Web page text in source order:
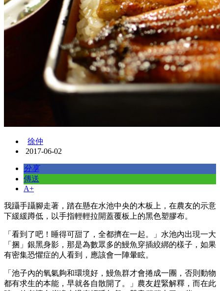
徐仲
2017-06-02
分享
傳送
A+
我躡手躡腳走著，踏在懸在水池中央的木板上，在農友的示意
下緩緩蹲低，以手指輕輕拉開蓋覆板上的黑色塑膠布。
「看到了吧！睡得可甜了，全都擠在一起。」水池內出現一大
「捆」銀黑身影，那是為數眾多的鰻魚穿插絞綁的樣子，如果
有密集恐懼症的人看到，應該會一陣暈眩。
「池子內的氧氣夠和環境好，鰻魚群才會捲成一團，否則動物
都有求生的本能，早就各自散開了。」農友趕緊解釋，而在此